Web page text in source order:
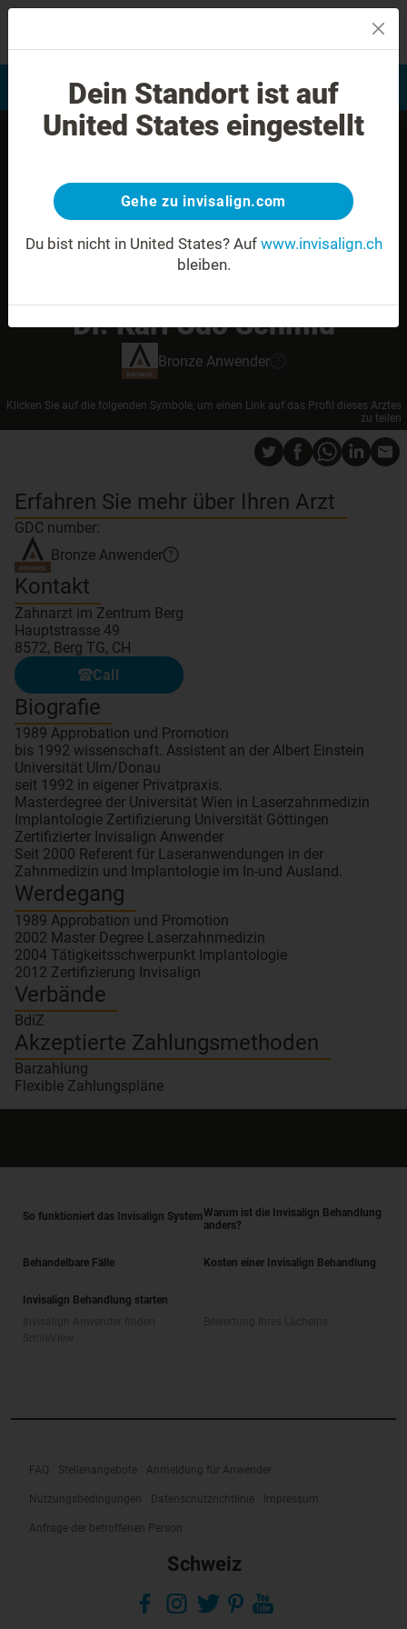
Bewertung Ihres Lächelns Invisalign Anwender finden
Dr. Karl Udo Schmid
Bronze Anwender
Klicken Sie auf die folgenden Symbole, um einen Link auf das Profil dieses Arztes
zu teilen
Erfahren Sie mehr über Ihren Arzt
GDC number:
Bronze Anwender ?
Kontakt
Zahnarzt im Zentrum Berg
Hauptstrasse 49
8572, Berg TG, CH
Call
Biografie
1989 Approbation und Promotion
bis 1992 wissenschaft. Assistent an der Albert Einstein
Universität Ulm/Donau
seit 1992 in eigener Privatpraxis.
Masterdegree der Universität Wien in Laserzahnmedizin
Implantologie Zertifizierung Universität Göttingen
Zertifizierter Invisalign Anwender
Seit 2000 Referent für Laseranwendungen in der
Zahnmedizin und Implantologie im In-und Ausland.
Werdegang
1989 Approbation und Promotion
2002 Master Degree Laserzahnmedizin
2004 Tätigkeitsschwerpunkt Implantologie
2012 Zertifizierung Invisalign
Verbände
BdiZ
Akzeptierte Zahlungsmethoden
Barzahlung
Flexible Zahlungspläne
So funktioniert das Invisalign SystemWarum ist die Invisalign Behandlung
anders?
Behandelbare Fälle Kosten einer Invisalign Behandlung
Invisalign Behandlung starten
FAQ Stellenangebote Anmeldung für Anwender
Nutzungsbedingungen Datenschutzrichtlinie Impressum
Anfrage der betroffenen Person
Schweiz
Dein Standort ist auf
United States eingestellt
Gehe zu invisalign.com
Du bist nicht in United States? Auf www.invisalign.ch
bleiben.